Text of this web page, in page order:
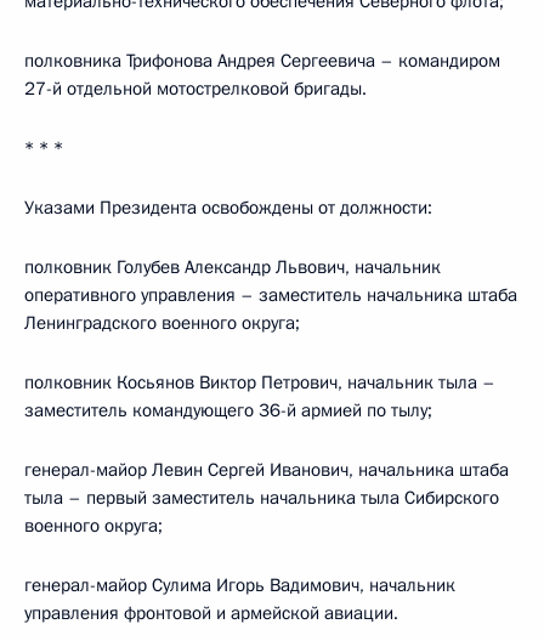
полковника Трифонова Андрея Сергеевича – командиром
27-й отдельной мотострелковой бригады.
* * *
Указами Президента освобождены от должности:
полковник Голубев Александр Львович, начальник
оперативного управления – заместитель начальника штаба
Ленинградского военного округа;
полковник Косьянов Виктор Петрович, начальник тыла –
заместитель командующего 36-й армией по тылу;
генерал-майор Левин Сергей Иванович, начальника штаба
тыла – первый заместитель начальника тыла Сибирского
военного округа;
генерал-майор Сулима Игорь Вадимович, начальник
управления фронтовой и армейской авиации.